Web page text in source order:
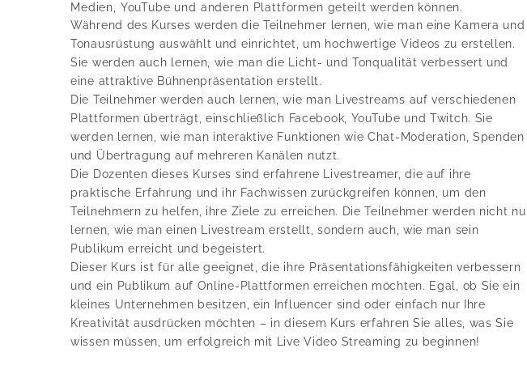
Medien, YouTube und anderen Plattformen geteilt werden können.
Während des Kurses werden die Teilnehmer lernen, wie man eine Kamera und
Tonausrüstung auswählt und einrichtet, um hochwertige Videos zu erstellen.
Sie werden auch lernen, wie man die Licht- und Tonqualität verbessert und
eine attraktive Bühnenpräsentation erstellt.
Die Teilnehmer werden auch lernen, wie man Livestreams auf verschiedenen
Plattformen überträgt, einschließlich Facebook, YouTube und Twitch. Sie
werden lernen, wie man interaktive Funktionen wie Chat-Moderation, Spenden
und Übertragung auf mehreren Kanälen nutzt.
Die Dozenten dieses Kurses sind erfahrene Livestreamer, die auf ihre
praktische Erfahrung und ihr Fachwissen zurückgreifen können, um den
Teilnehmern zu helfen, ihre Ziele zu erreichen. Die Teilnehmer werden nicht
lernen, wie man einen Livestream erstellt, sondern auch, wie man sein
Publikum erreicht und begeistert.
Dieser Kurs ist für alle geeignet, die ihre Präsentationsfähigkeiten verbessern
und ein Publikum auf Online-Plattformen erreichen möchten. Egal, ob Sie ein
kleines Unternehmen besitzen, ein Influencer sind oder einfach nur Ihre
Kreativität ausdrücken möchten – in diesem Kurs erfahren Sie alles, was Sie
wissen müssen, um erfolgreich mit Live Video Streaming zu beginnen!